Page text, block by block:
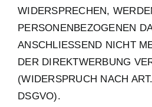
WIDERSPRECHEN,
PERSONENBEZOGENEN
ANSCHLIESSEND NICHT
DER DIREKTWERBUNG
(WIDERSPRUCH NACH
DSGVO).